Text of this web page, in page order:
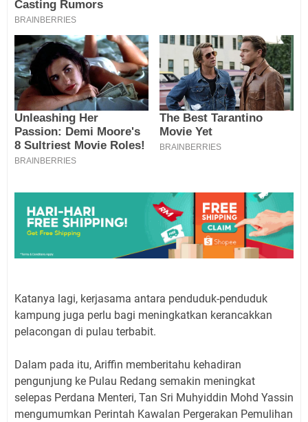
Katanya lagi, kerjasama antara penduduk-penduduk
kampung juga perlu bagi meningkatkan kerancakkan
pelacongan di pulau terbabit.
Dalam pada itu, Ariffin memberitahu kehadiran
pengunjung ke Pulau Redang semakin meningkat
selepas Perdana Menteri, Tan Sri Muhyiddin Mohd Yassin
mengumumkan Perintah Kawalan Pergerakan Pemulihan